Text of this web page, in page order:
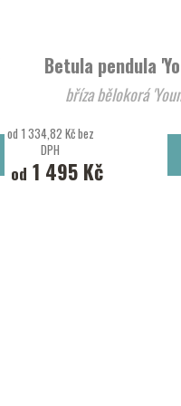
Betula pendula
bříza bělokorá
od 1 334,82 Kč bez
DPH
od 1 495 Kč